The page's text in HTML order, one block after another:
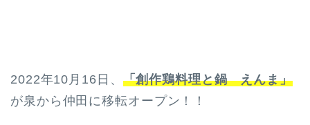
2022年10月16日、 「創作鶏料理と鍋 えんま」
が泉から仲田に移転オープン！！